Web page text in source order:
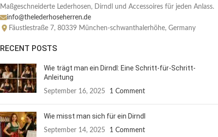
Maßgeschneiderte Lederhosen, Dirndl und Accessoires für jeden Anlass.
info@thelederhoseherren.de
Fäustlestraße 7, 80339 München-schwanthalerhöhe, Germany
RECENT POSTS
Wie trägt man ein Dirndl: Eine Schritt-für-Schritt-
Anleitung
September 16, 2025 1 Comment
Wie misst man sich für ein Dirndl
September 14, 2025 1 Comment